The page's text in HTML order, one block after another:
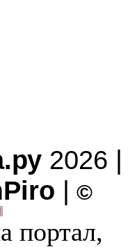
2026 |
| ©
портал,